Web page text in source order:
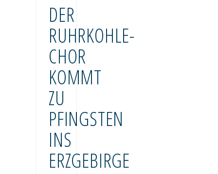
DER
RUHRKOHLE-
CHOR
KOMMT
ZU
PFINGSTEN
INS
ERZGEBIRGE